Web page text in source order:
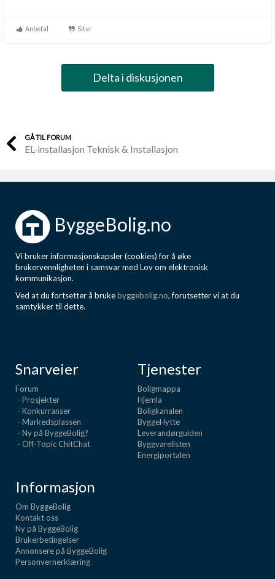
Anbefal Siter
Delta i diskusjonen
GÅ TIL FORUM
EL-installasjon Teknisk & Installasjon
ByggeBolig.no
Vi bruker informasjonskapsler (cookies) for å øke
brukervennligheten i samsvar med Lov om elektronisk
kommunikasjon.
Ved at du fortsetter å brukebyggebolig.no, forutsetter vi at du
samtykker til dette.
Snarveier
Forum
- Prosjekter
- Konkurranser
- Markedsplassen
- Ny på ByggeBolig?
- Off-Topic ChitChat
Tjenester
Boligmappa
Hjemla
Boligkanalen
ByggeHytte
Leverandørguiden
Byggvarelisten
Energiportalen
Informasjon
Om ByggeBolig
Kontakt oss
Ny på ByggeBolig
Brukerbetingelser
Annonsere på ByggeBolig
Personvernerklæring